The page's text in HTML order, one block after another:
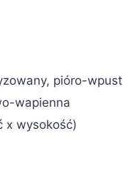
pióro-wpust
wapienna
x wysokość)